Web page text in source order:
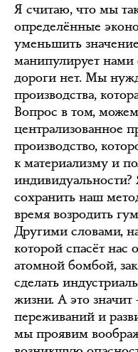
Я считаю, что мы
определённые
уменьшить
манипулирует нами
дороги нет. Мы
производства,
Вопрос в том,
централизованное
производство,
к материализму и
сохранить наш
время возродить
Другими словами,
которой спасёт нас
атомной бомбой,
сделать
жизни. А это
переживаний и
мы проявим